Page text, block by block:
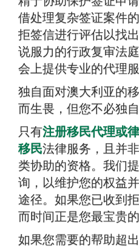
借处理复杂签证案件
拒签信进行评估以找
说服力的行政复审法
会上提供专业的代理服
独自面对澳大利亚的
而生畏，但您不必独自
只有注册移民代理或
移民法律服务，且并
类协助的资格。我们
询，以维护您的权益
途径。如果您已收到
而时间正是您最宝贵的
如果您需要的帮助超